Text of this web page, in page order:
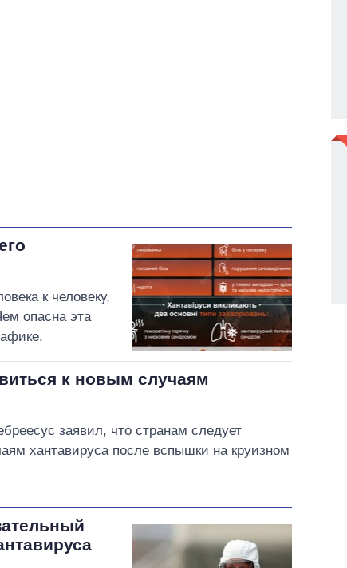
к человеку,
опасна эта
к новым случаям
заявил, что странам следует
хантавируса после вспышки на круизном
разблокированию портов
Одессы и экспорту зерна
на рассмотрение комитета